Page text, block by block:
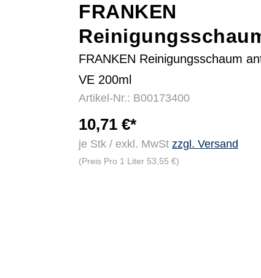
FRANKEN
FRANKEN Reinigungsschaum
VE 200ml
Artikel-Nr.: B00173400
10,71 €*
je Stk / exkl. MwSt zzgl. Versand
(Preis Pro 1 Liter 53,55 €)